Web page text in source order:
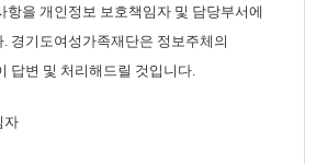
항을 개인정보 보호책임자 및 담당부서에
경기도여성가족재단은 정보주체의
답변 및 처리해드릴 것입니다.
자